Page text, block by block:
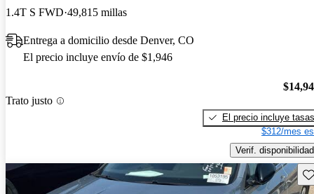
1.4T S FWD 49,815 millas
Entrega a domicilio desde Denver, CO
El precio incluye envío de $1,946
Trato justo
El precio incluye tasas
$312/mes
Verif. disponibilidad